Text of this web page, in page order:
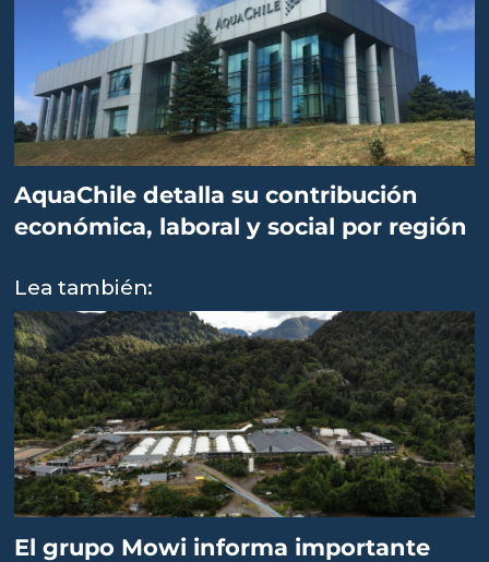
AquaChile detalla su contribución
económica, laboral y social por región
Lea también:
El grupo Mowi informa importante